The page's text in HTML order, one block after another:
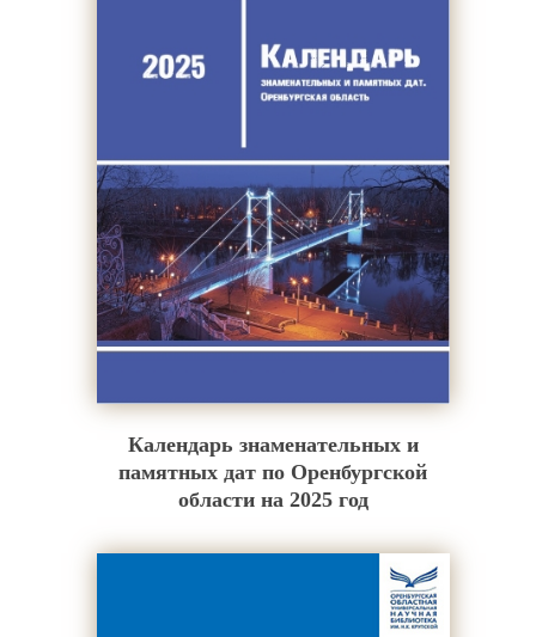
Календарь знаменательных и
памятных дат по Оренбургской
области на 2025 год